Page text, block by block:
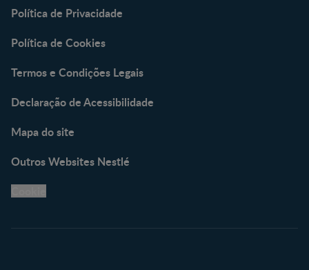
Política de Privacidade
Política de Cookies
Termos e Condições Legais
Declaração de Acessibilidade
Mapa do site
Outros Websites Nestlé